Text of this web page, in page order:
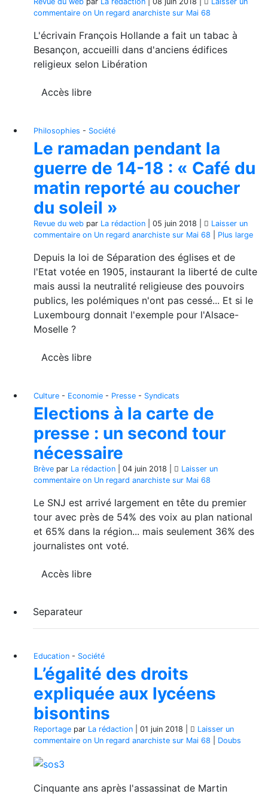
commentaire on Un regard anarchiste sur Mai 68
L'écrivain François Hollande a fait un tabac à
Besançon, accueilli dans d'anciens édifices
religieux selon Libération
Accès libre
Philosophies - Société
Le ramadan pendant la
guerre de 14-18 : « Café du
matin reporté au coucher
du soleil »
Revue du web par La rédaction 05 juin 2018
Laisser un
commentaire on Un regard anarchiste sur Mai 68 Plus large
Depuis la loi de Séparation des églises et de
l'Etat votée en 1905, instaurant la liberté de culte
mais aussi la neutralité religieuse des pouvoirs
publics, les polémiques n'ont pas cessé... Et si le
Luxembourg donnait l'exemple pour l'Alsace-
Moselle ?
Accès libre
Culture - Economie - Presse - Syndicats
Elections à la carte de
presse : un second tour
nécessaire
Brève par La rédaction 04 juin 2018
Laisser un
commentaire on Un regard anarchiste sur Mai 68
Le SNJ est arrivé largement en tête du premier
tour avec près de 54% des voix au plan national
et 65% dans la région... mais seulement 36% des
journalistes ont voté.
Accès libre
Separateur
Education - Société
L’égalité des droits
expliquée aux lycéens
bisontins
Reportage par La rédaction 01 juin 2018
Laisser un
commentaire on Un regard anarchiste sur Mai 68 Doubs
Cinquante ans après l'assassinat de Martin